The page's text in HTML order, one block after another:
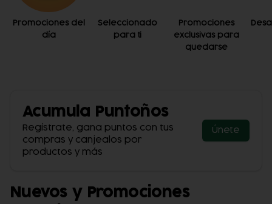
Promociones del
día
Seleccionado
para ti
Promociones
exclusivas para
quedarse
Acumula Puntoños
Regístrate, gana puntos con tus
compras y canjealos por
productos y más
Únete
Nuevos y Promociones